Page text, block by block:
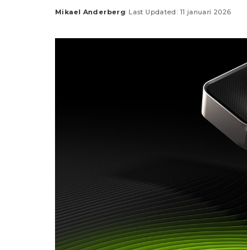
Posted
Mikael Anderberg Last Updated: 11 januari 2026